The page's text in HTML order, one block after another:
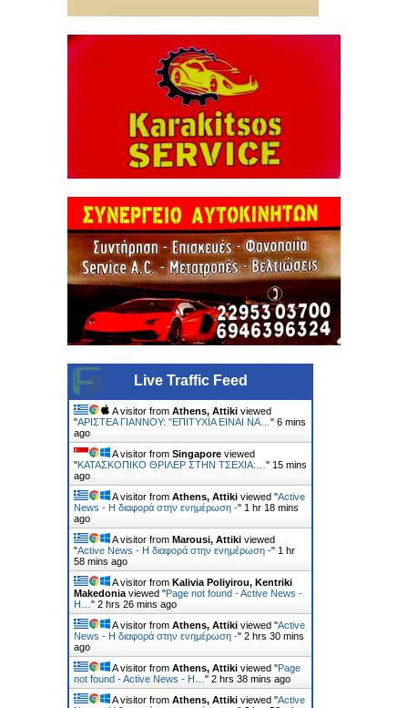
Live Traffic Feed
A visitor from Athens, Attiki viewed
"ΑΡΙΣΤΕΑ ΓΙΑΝΝΟΥ: "ΕΠΙΤΥΧΙΑ ΕΙΝΑΙ ΝΑ… " 6 mins
ago
A visitor from Singapore viewed
"ΚΑΤΑΣΚΟΠΙΚΟ ΘΡΙΛΕΡ ΣΤΗΝ ΤΣΕΧΙΑ:… " 15 mins
ago
A visitor from Athens, Attiki viewed "Active
News - Η διαφορά στην ενημέρωση -" 1 hr 18 mins
ago
A visitor from Marousi, Attiki viewed
"Active News - Η διαφορά στην ενημέρωση -" 1 hr
58 mins ago
A visitor from Kalivia Poliyirou, Kentriki
Makedonia viewed "Page not found - Active News -
Η… " 2 hrs 26 mins ago
A visitor from Athens, Attiki viewed "Active
News - Η διαφορά στην ενημέρωση -" 2 hrs 30 mins
ago
A visitor from Athens, Attiki viewed "Page
not found - Active News - Η… " 2 hrs 38 mins ago
A visitor from Athens, Attiki viewed "Active